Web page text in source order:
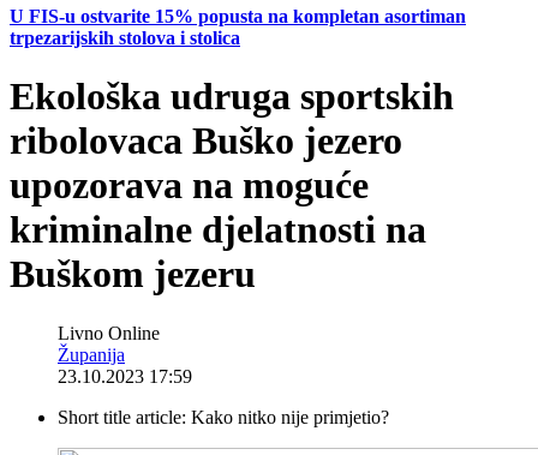
U FIS-u ostvarite 15% popusta na kompletan asortiman
trpezarijskih stolova i stolica
Ekološka udruga sportskih
ribolovaca Buško jezero
upozorava na moguće
kriminalne djelatnosti na
Buškom jezeru
Livno Online
Županija
23.10.2023 17:59
Short title article: Kako nitko nije primjetio?